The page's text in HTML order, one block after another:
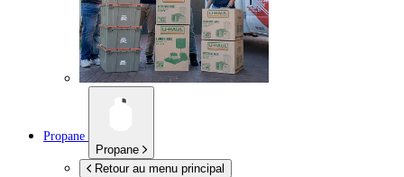
Propane
Propane
Retour au menu principal